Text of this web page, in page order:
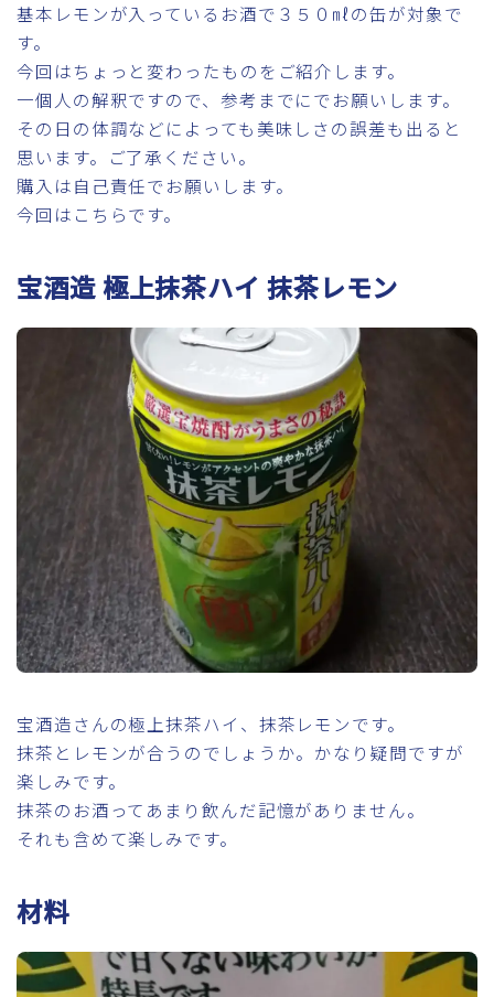
基本レモンが入っているお酒で３５０㎖の缶が対象で
す。
今回はちょっと変わったものをご紹介します。
一個人の解釈ですので、参考までにでお願いします。
その日の体調などによっても美味しさの誤差も出ると
思います。ご了承ください。
購入は自己責任でお願いします。
今回はこちらです。
宝酒造 極上抹茶ハイ 抹茶レモン
宝酒造さんの極上抹茶ハイ、抹茶レモンです。
抹茶とレモンが合うのでしょうか。かなり疑問ですが
楽しみです。
抹茶のお酒ってあまり飲んだ記憶がありません。
それも含めて楽しみです。
材料